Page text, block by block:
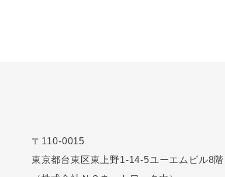
〒110-0015
東京都台東区東上野1-14-5ユーエムビル8階